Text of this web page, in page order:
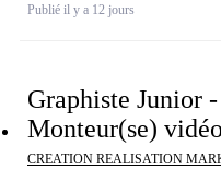
Publié il y a 12 jours
Graphiste Junior
Monteur(se)
CREATION REALISATION